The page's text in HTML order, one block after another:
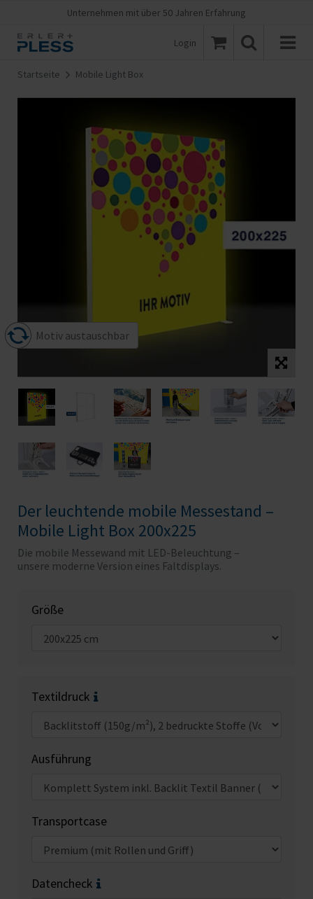
Unternehmen mit über 50 Jahren Erfahrung
Login
Startseite Mobile Light Box
Motiv austauschbar
Der leuchtende mobile Messestand –
Mobile Light Box 200x225
Die mobile Messewand mit LED-Beleuchtung –
unsere moderne Version eines Faltdisplays.
Größe
Textildruck
Ausführung
Transportcase
Datencheck